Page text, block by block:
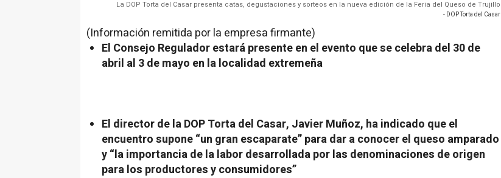
La DOP Torta del Casar presenta catas, degustaciones y sorteos en la nueva edición de la Feria del Queso de Trujillo
- DOP Torta del Casar
(Información remitida por la empresa firmante)
El Consejo Regulador estará presente en el evento que se celebra del 30 de
abril al 3 de mayo en la localidad extremeña
El director de la DOP Torta del Casar, Javier Muñoz, ha indicado que el
encuentro supone “un gran escaparate” para dar a conocer el queso amparado
y “la importancia de la labor desarrollada por las denominaciones de origen
para los productores y consumidores”